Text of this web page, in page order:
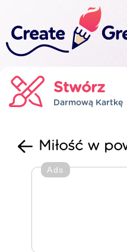
Stwórz
Darmową Kartkę
Miłość w
Ads